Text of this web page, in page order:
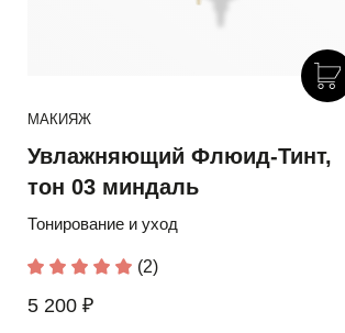
МАКИЯЖ
Увлажняющий Флюид-Тинт,
тон 03 миндаль
Тонирование и уход
(2)
5 200 ₽